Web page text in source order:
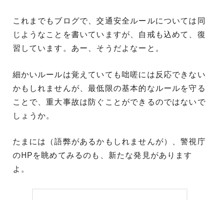
これまでもブログで、交通安全ルールについては同
じようなことを書いていますが、自戒も込めて、復
習しています。あー、そうだよなーと。
細かいルールは覚えていても咄嗟には反応できない
かもしれませんが、最低限の基本的なルールを守る
ことで、重大事故は防ぐことができるのではないで
しょうか。
たまには（語弊があるかもしれませんが）、警視庁
のHPを眺めてみるのも、新たな発見があります
よ。